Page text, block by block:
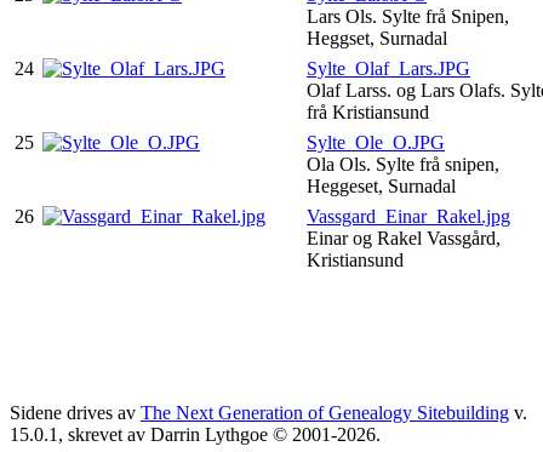
Lars Ols. Sylte frå Snipen,
Heggset, Surnadal
24
Sylte_Olaf_Lars.JPG
Olaf Larss. og Lars Olafs.
frå Kristiansund
25
Sylte_Ole_O.JPG
Ola Ols. Sylte frå snipen,
Heggeset, Surnadal
26
Vassgard_Einar_Rakel.jpg
Einar og Rakel Vassgård,
Kristiansund
Sidene drives av The Next Generation of Genealogy Sitebuilding v.
15.0.1, skrevet av Darrin Lythgoe © 2001-2026.